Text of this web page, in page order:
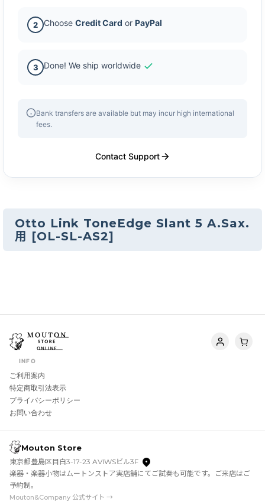
Otto Link ToneEdge Slant 5 A.Sax.
用 [OL-SL-AS2]
2 Choose Credit Card or PayPal
3 Done! We ship worldwide
Bank transfers are available but may incur high international
fees.
Contact Support
INFO
ご利用案内
特定商取引法表示
プライバシーポリシー
お問い合わせ
Mouton Store
東京都豊島区目白3-17-23 AVIWSビル3F
楽器・楽器小物はムートンストア実店舗にてご試奏も可能です。ご来店はご
予約制。
Mouton&Company 公式サイト →